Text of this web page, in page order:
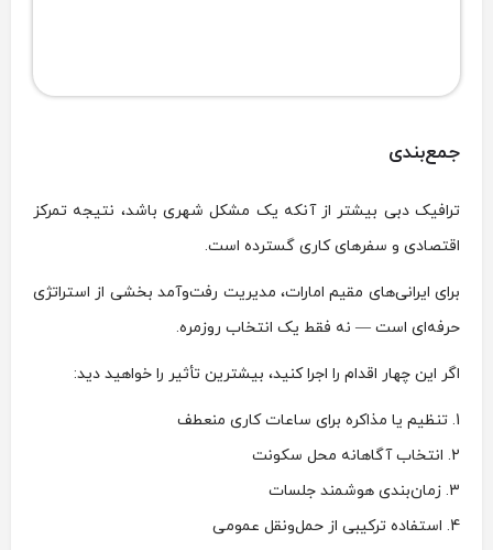
جمع‌بندی
ترافیک دبی بیشتر از آنکه یک مشکل شهری باشد، نتیجه تمرکز
اقتصادی و سفرهای کاری گسترده است.
برای ایرانی‌های مقیم امارات، مدیریت رفت‌وآمد بخشی از استراتژی
حرفه‌ای است — نه فقط یک انتخاب روزمره.
اگر این چهار اقدام را اجرا کنید، بیشترین تأثیر را خواهید دید:
تنظیم یا مذاکره برای ساعات کاری منعطف
انتخاب آگاهانه محل سکونت
زمان‌بندی هوشمند جلسات
استفاده ترکیبی از حمل‌ونقل عمومی